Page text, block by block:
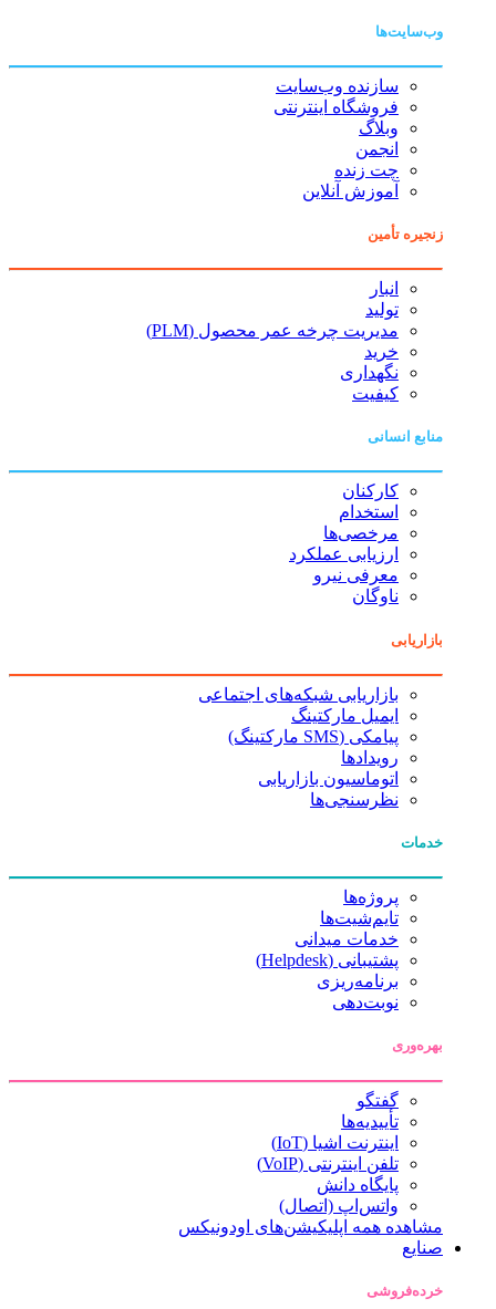
وب‌سایت‌ها
سازنده وب‌سایت
فروشگاه اینترنتی
وبلاگ
انجمن
چت زنده
آموزش آنلاین
زنجیره تأمین
انبار
تولید
مدیریت چرخه عمر محصول (PLM)
خرید
نگهداری
کیفیت
منابع انسانی
کارکنان
استخدام
مرخصی‌ها
ارزیابی عملکرد
معرفی نیرو
ناوگان
بازاریابی
بازاریابی شبکه‌های اجتماعی
ایمیل مارکتینگ
پیامکی (SMS مارکتینگ)
رویدادها
اتوماسیون بازاریابی
نظرسنجی‌ها
خدمات
پروژه‌ها
تایم‌شیت‌ها
خدمات میدانی
پشتیبانی (Helpdesk)
برنامه‌ریزی
نوبت‌دهی
بهره‌وری
گفتگو
تأییدیه‌ها
اینترنت اشیا (IoT)
تلفن اینترنتی (VoIP)
پایگاه دانش
واتس‌اپ (اتصال)
مشاهده همه اپلیکیشن‌های اودونیکس
صنایع
خرده‌فروشی